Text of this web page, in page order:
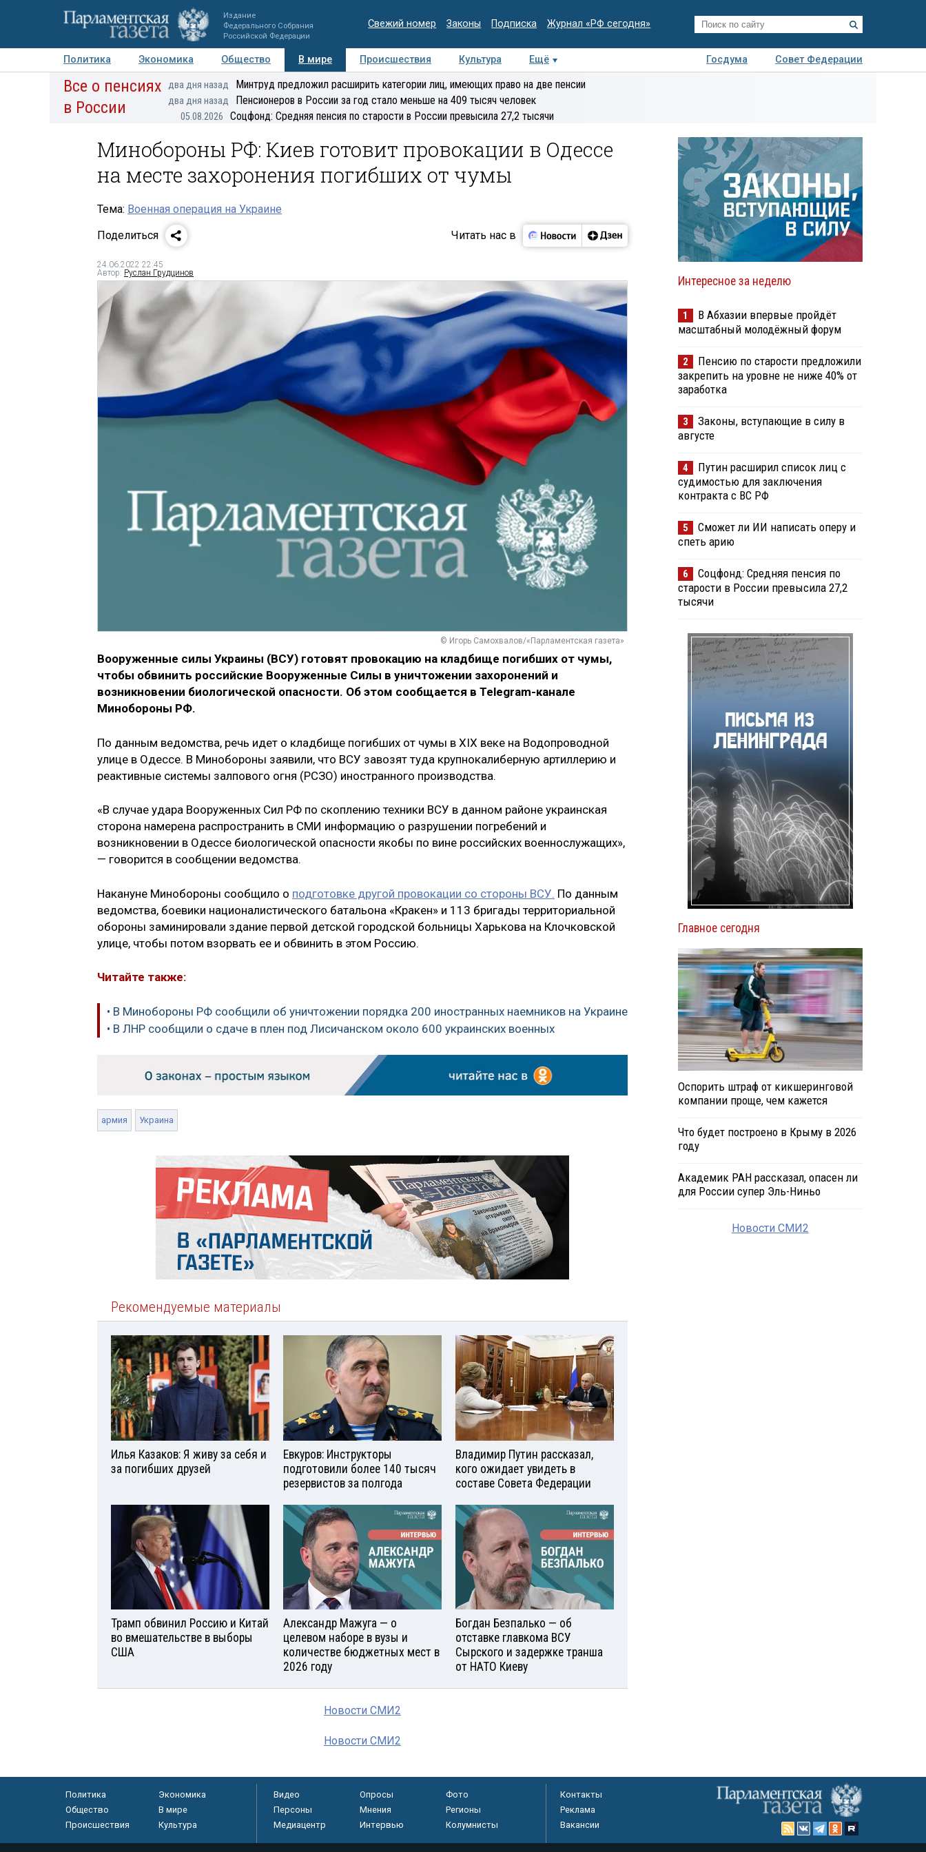
Издание
Федерального Собрания
Российской Федерации
Свежий номер Законы Подписка Журнал «РФ сегодня»
Политика Экономика Общество В мире Происшествия Культура Ещё Госдума
Совет Федерации
Авторы Персоны Мнения Регионы Медиацентр Интервью Колумнисты
Деловая
Все о пенсиях
в России
два дня назад Минтруд предложил расширить категории лиц, имеющих право на две пенсии
два дня назад Пенсионеров в России за год стало меньше на 409 тысяч человек
05.08.2026 Соцфонд: Средняя пенсия по старости в России превысила 27,2 тысячи
Минобороны РФ: Киев готовит провокации в Одессе
на месте захоронения погибших от чумы
Тема: Военная операция на Украине
Поделиться
Читать нас в
24.06.2022 22:45
Автор: Руслан Грудцинов
© Игорь Самохвалов/«Парламентская газета»
Вооруженные силы Украины (ВСУ) готовят провокацию на кладбище погибших от чумы,
чтобы обвинить российские Вооруженные Силы в уничтожении захоронений и
возникновении биологической опасности. Об этом сообщается в Telegram-канале
Минобороны РФ.
По данным ведомства, речь идет о кладбище погибших от чумы в XIX веке на Водопроводной
улице в Одессе. В Минобороны заявили, что ВСУ завозят туда крупнокалиберную артиллерию и
реактивные системы залпового огня (РСЗО) иностранного производства.
«В случае удара Вооруженных Сил РФ по скоплению техники ВСУ в данном районе украинская
сторона намерена распространить в СМИ информацию о разрушении погребений и
возникновении в Одессе биологической опасности якобы по вине российских военнослужащих»,
— говорится в сообщении ведомства.
Накануне Минобороны сообщило о подготовке другой провокации со стороны ВСУ. По данным
ведомства, боевики националистического батальона «Кракен» и 113 бригады территориальной
обороны заминировали здание первой детской городской больницы Харькова на Клочковской
улице, чтобы потом взорвать ее и обвинить в этом Россию.
Читайте также:
• В Минобороны РФ сообщили об уничтожении порядка 200 иностранных наемников на Украине
• В ЛНР сообщили о сдаче в плен под Лисичанском около 600 украинских военных
армия Украина
Рекомендуемые материалы
Илья Казаков: Я живу за себя и
за погибших друзей
Евкуров: Инструкторы
подготовили более 140 тысяч
резервистов за полгода
Владимир Путин рассказал,
кого ожидает увидеть в
составе Совета Федерации
Трамп обвинил Россию и Китай
во вмешательстве в выборы
США
Александр Мажуга — о
целевом наборе в вузы и
количестве бюджетных мест в
2026 году
Богдан Безпалько — об
отставке главкома ВСУ
Сырского и задержке транша
от НАТО Киеву
Новости СМИ2
Новости СМИ2
Интересное за неделю
1
В Абхазии впервые пройдёт
масштабный молодёжный форум
2
Пенсию по старости предложили
закрепить на уровне не ниже 40% от
заработка
3
Законы, вступающие в силу в
августе
4
Путин расширил список лиц с
судимостью для заключения
контракта с ВС РФ
5
Сможет ли ИИ написать оперу и
спеть арию
6
Соцфонд: Средняя пенсия по
старости в России превысила 27,2
тысячи
Главное сегодня
Оспорить штраф от кикшеринговой
компании проще, чем кажется
Что будет построено в Крыму в 2026
году
Академик РАН рассказал, опасен ли
для России супер Эль-Ниньо
Новости СМИ2
Политика
Экономика
Общество
В мире
Происшествия
Культура
Видео Опросы
Фото
Персоны
Мнения
Регионы
Медиацентр
Интервью Колумнисты
Контакты
Реклама
Вакансии